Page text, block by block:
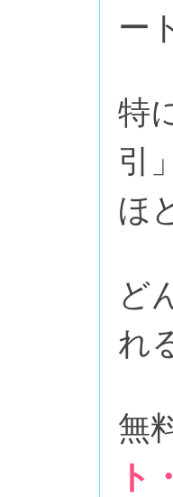
ー
特
引
ほ
ど
れ
無
ト